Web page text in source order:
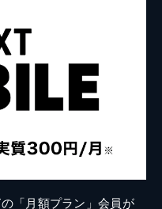
「月額プラン」会員が